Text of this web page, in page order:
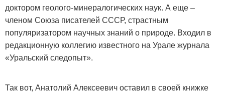
доктором геолого-минералогических наук. А еще –
членом Союза писателей СССР, страстным
популяризатором научных знаний о природе. Входил в
редакционную коллегию известного на Урале журнала
«Уральский следопыт».
Так вот, Анатолий Алексеевич оставил в своей книжке